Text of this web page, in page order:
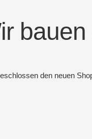
bauen
den neuen